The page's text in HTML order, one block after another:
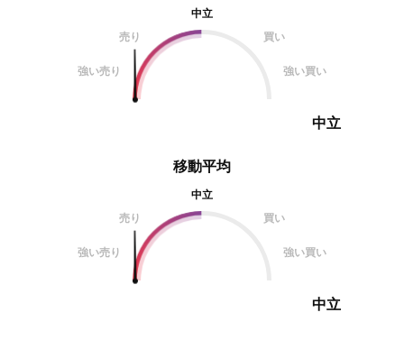
中立
売り
買い
強い売り 強い買い
中立
移動平均
中立
売り
買い
強い売り 強い買い
中立